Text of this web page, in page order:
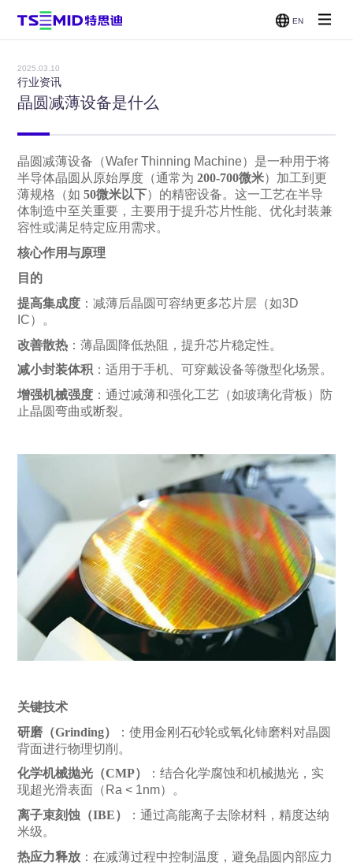
EN
贴片/刷
洗机
2025.03.10
行业资讯
晶圆减薄设备是什么
晶圆减薄设备（Wafer Thinning Machine）是一种用于将
半导体晶圆从原始厚度（通常为200-700微米）加工到更
薄规格（如50微米以下）的精密设备。这一工艺在半导
体制造中至关重要，主要用于提升芯片性能、优化封装兼
容性或满足特定应用需求。
核心作用与原理
目的
提高集成度 ：减薄后晶圆可容纳更多芯片层（如3D
IC）。
改善散热 ：薄晶圆降低热阻，提升芯片稳定性。
减小封装体积 ：适用于手机、可穿戴设备等微型化场景。
增强机械强度 ：通过减薄和强化工艺（如玻璃化背板）防
止晶圆弯曲或断裂。
关键技术
研磨（Grinding）
：使用金刚石砂轮或氧化铈磨料对晶圆
背面进行物理切削。
化学机械抛光（CMP）
：结合化学腐蚀和机械抛光，实
现超光滑表面（Ra < 1nm）。
离子束刻蚀（IBE）
：通过高能离子去除材料，精度达纳
米级。
热应力释放 ：在减薄过程中控制温度，避免晶圆内部应力